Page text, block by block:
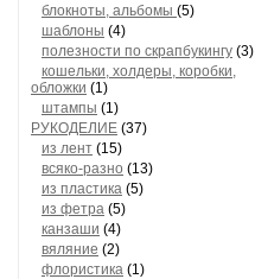
блокноты, альбомы (5)
шаблоны (4)
полезности по скрапбукингу (3)
кошельки, холдеры, коробки,
обложки (1)
штампы (1)
РУКОДЕЛИЕ (37)
из лент (15)
всяко-разно (13)
из пластика (5)
из фетра (5)
канзаши (4)
вяляние (2)
флористика (1)